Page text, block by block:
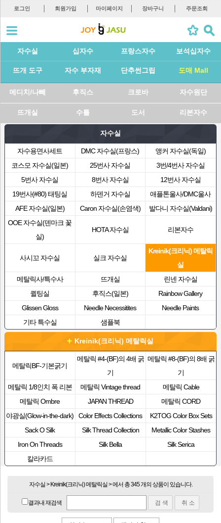
로그인 회원가입 마이페이지 장바구니 주문조회
자수실 십자수 프랑스자수 보석십자수
뜨개 도구 자수 부자재 단추썬그립 도매 Mall
메디치/나뻬 후직스 크로바 자수원단
뜨개실 수틀 도서 리본자수
자수실
자수용면사세트 DMC 자수실(프랑스)
앵커 자수실(독일)
코스모 자수실(일본)
25번사 자수실
3번/4번사 자수실
5번사 자수실
8번사 자수실
12번사 자수실
19번사(#80) 태팅실
하덴거 자수실
애플톤울사/DMC울사
AFE 자수실(일본)
Caron 자수실(손염색)
발다니 자수실(Valdani)
OOE 자수실(덴마크 꽃
실)
HOTA 자수실 리본자수
사시꼬 자수실 실크 자수실
Kreinik(크리닉) 메탈릭
실
메탈릭사/특수사
뜨개실
린넨 자수실
퀼팅실
후직스(일본)
Rainbow Gallery
Glissen Gloss
Needle Necessitites
Needle Paints
기타 특수실
샘플북
Kreinik(크리닉) 메탈릭실
메탈릭BF-기본굵기
메탈릭 #4-(BF)의 4배 굵
기
메탈릭 #8-(BF)의 8배 굵
기
메탈릭 1/8인치 폭 리본
메탈릭 Vintage thread
메탈릭 Cable
메탈릭 Ombre
JAPAN THREAD
메탈릭 CORD
야광실(Glow-in-the-dark)
Color Effects Collections
K2TOG Color Box Sets
Sack O Silk
Silk Thread Collection
Metallic Color Stashes
Iron On Threads
Silk Bella
Silk Serica
칼라카드
자수실 > Kreinik(크리닉) 메탈릭실 > 에서 총 345 개의 상품이 있습니다.
결과내 재검색